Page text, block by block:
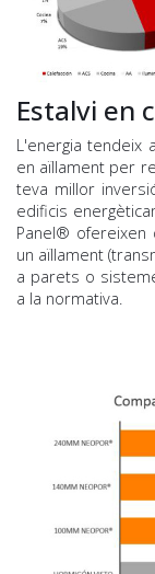
Estalvi en
L'energia tendeix
en aïllament per
teva millor
edificis
Panel® ofereixen
un aïllament
a parets o
a la normativa.